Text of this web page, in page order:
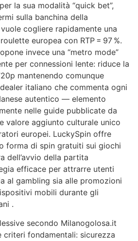
la sua modalità “quick bet”,
sulla banchina della
cogliere rapidamente una
europea con RTP = 97 %.
invece una “metro mode”
per connessioni lente: riduce la
mantenendo comunque
italiano che commenta ogni
autentico — elemento
nelle guide pubblicate da
valore aggiunto culturale unico
europei. LuckySpin offre
forma di spin gratuiti sui giochi
dell’avvio della partita
efficace per attrarre utenti
al gambling sia alle promozioni
mobili durante gli
.
secondo Milanogolosa.it
fondamentali: sicurezza